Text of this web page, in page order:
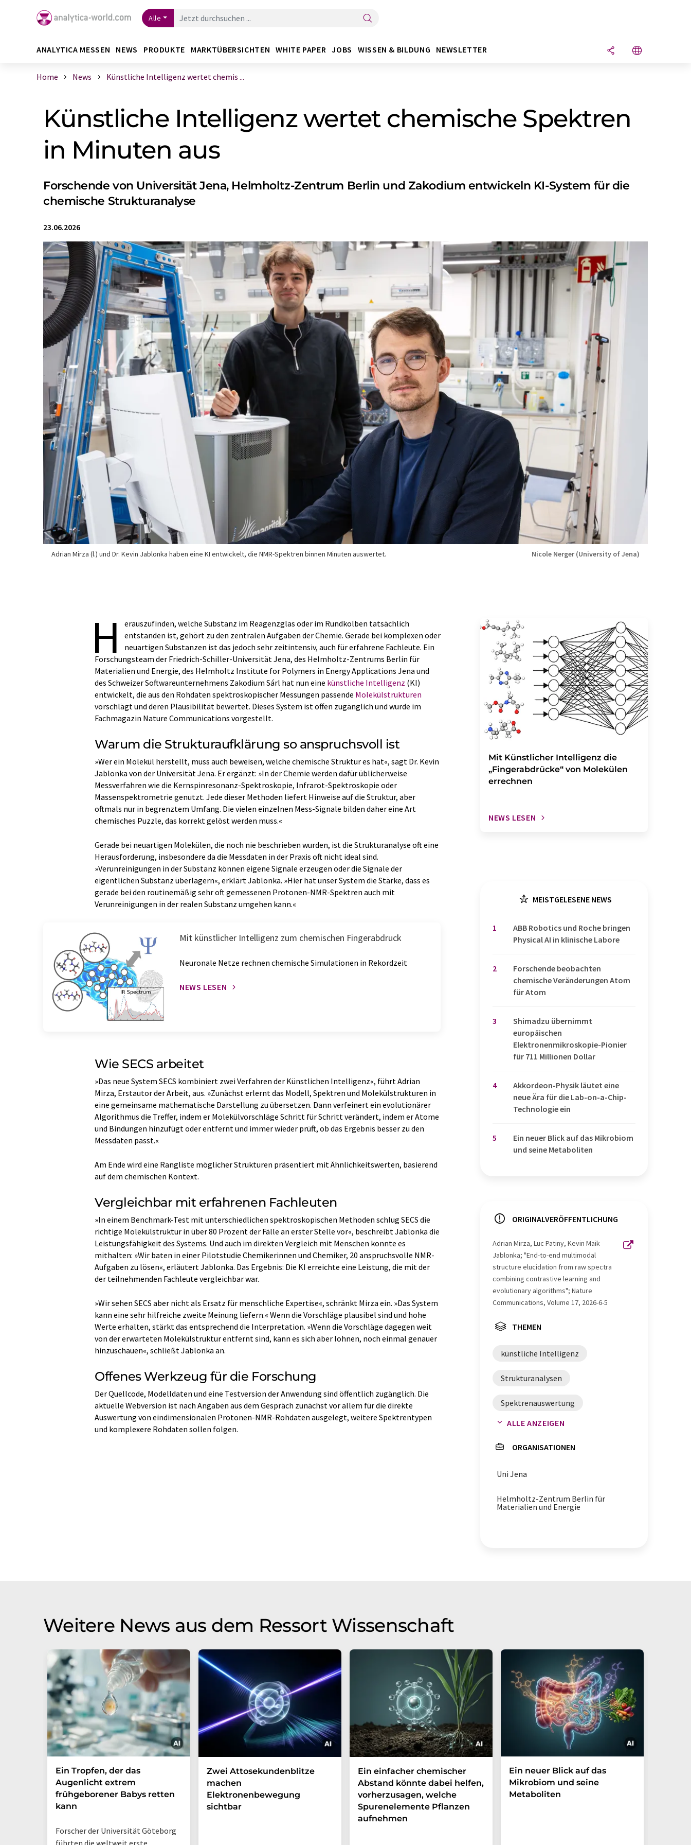
Alle
ANALYTICA MESSEN NEWS PRODUKTE MARKTÜBERSICHTEN WHITE PAPER JOBS WISSEN & BILDUNG NEWSLETTER
Home News Künstliche Intelligenz wertet chemis ...
Künstliche Intelligenz wertet chemische Spektren
in Minuten aus
Forschende von Universität Jena, Helmholtz-Zentrum Berlin und Zakodium entwickeln KI-System für die
chemische Strukturanalyse
23.06.2026
Adrian Mirza (l.) und Dr. Kevin Jablonka haben eine KI entwickelt, die NMR-Spektren binnen Minuten auswertet. Nicole Nerger (University of Jena)
H
erauszufinden, welche Substanz im Reagenzglas oder im Rundkolben tatsächlich
entstanden ist, gehört zu den zentralen Aufgaben der Chemie. Gerade bei komplexen oder
neuartigen Substanzen ist das jedoch sehr zeitintensiv, auch für erfahrene Fachleute. Ein
Forschungsteam der Friedrich-Schiller-Universität Jena, des Helmholtz-Zentrums Berlin für
Materialien und Energie, des Helmholtz Institute for Polymers in Energy Applications Jena und
des Schweizer Softwareunternehmens Zakodium Sárl hat nun eine künstliche Intelligenz (KI)
entwickelt, die aus den Rohdaten spektroskopischer Messungen passende Molekülstrukturen
vorschlägt und deren Plausibilität bewertet. Dieses System ist offen zugänglich und wurde im
Fachmagazin Nature Communications vorgestellt.
Warum die Strukturaufklärung so anspruchsvoll ist
»Wer ein Molekül herstellt, muss auch beweisen, welche chemische Struktur es hat«, sagt Dr. Kevin
Jablonka von der Universität Jena. Er ergänzt: »In der Chemie werden dafür üblicherweise
Messverfahren wie die Kernspinresonanz-Spektroskopie, Infrarot-Spektroskopie oder
Massenspektrometrie genutzt. Jede dieser Methoden liefert Hinweise auf die Struktur, aber
oftmals nur in begrenztem Umfang. Die vielen einzelnen Mess-Signale bilden daher eine Art
chemisches Puzzle, das korrekt gelöst werden muss.«
Gerade bei neuartigen Molekülen, die noch nie beschrieben wurden, ist die Strukturanalyse oft eine
Herausforderung, insbesondere da die Messdaten in der Praxis oft nicht ideal sind.
»Verunreinigungen in der Substanz können eigene Signale erzeugen oder die Signale der
eigentlichen Substanz überlagern«, erklärt Jablonka. »Hier hat unser System die Stärke, dass es
gerade bei den routinemäßig sehr oft gemessenen Protonen-NMR-Spektren auch mit
Verunreinigungen in der realen Substanz umgehen kann.«
Mit künstlicher Intelligenz zum chemischen Fingerabdruck
Neuronale Netze rechnen chemische Simulationen in Rekordzeit
NEWS LESEN
Wie SECS arbeitet
»Das neue System SECS kombiniert zwei Verfahren der Künstlichen Intelligenz«, führt Adrian
Mirza, Erstautor der Arbeit, aus. »Zunächst erlernt das Modell, Spektren und Molekülstrukturen in
eine gemeinsame mathematische Darstellung zu übersetzen. Dann verfeinert ein evolutionärer
Algorithmus die Treffer, indem er Molekülvorschläge Schritt für Schritt verändert, indem er Atome
und Bindungen hinzufügt oder entfernt und immer wieder prüft, ob das Ergebnis besser zu den
Messdaten passt.«
Am Ende wird eine Rangliste möglicher Strukturen präsentiert mit Ähnlichkeitswerten, basierend
auf dem chemischen Kontext.
Vergleichbar mit erfahrenen Fachleuten
»In einem Benchmark-Test mit unterschiedlichen spektroskopischen Methoden schlug SECS die
richtige Molekülstruktur in über 80 Prozent der Fälle an erster Stelle vor«, beschreibt Jablonka die
Leistungsfähigkeit des Systems. Und auch im direkten Vergleich mit Menschen konnte es
mithalten: »Wir baten in einer Pilotstudie Chemikerinnen und Chemiker, 20 anspruchsvolle NMR-
Aufgaben zu lösen«, erläutert Jablonka. Das Ergebnis: Die KI erreichte eine Leistung, die mit der
der teilnehmenden Fachleute vergleichbar war.
»Wir sehen SECS aber nicht als Ersatz für menschliche Expertise«, schränkt Mirza ein. »Das System
kann eine sehr hilfreiche zweite Meinung liefern.« Wenn die Vorschläge plausibel sind und hohe
Werte erhalten, stärkt das entsprechend die Interpretation. »Wenn die Vorschläge dagegen weit
von der erwarteten Molekülstruktur entfernt sind, kann es sich aber lohnen, noch einmal genauer
hinzuschauen«, schließt Jablonka an.
Offenes Werkzeug für die Forschung
Der Quellcode, Modelldaten und eine Testversion der Anwendung sind öffentlich zugänglich. Die
aktuelle Webversion ist nach Angaben aus dem Gespräch zunächst vor allem für die direkte
Auswertung von eindimensionalen Protonen-NMR-Rohdaten ausgelegt, weitere Spektrentypen
und komplexere Rohdaten sollen folgen.
Mit Künstlicher Intelligenz die
„Fingerabdrücke“ von Molekülen
errechnen
NEWS LESEN
MEISTGELESENE NEWS
1
​​​​​​​ABB Robotics und Roche bringen
Physical AI in klinische Labore
2
Forschende beobachten
chemische Veränderungen Atom
für Atom
3
Shimadzu übernimmt
europäischen
Elektronenmikroskopie-Pionier
für 711 Millionen Dollar
4
Akkordeon-Physik läutet eine
neue Ära für die Lab-on-a-Chip-
Technologie ein
5
Ein neuer Blick auf das Mikrobiom
und seine Metaboliten
ORIGINALVERÖFFENTLICHUNG
Adrian Mirza, Luc Patiny, Kevin Maik
Jablonka; "End-to-end multimodal
structure elucidation from raw spectra
combining contrastive learning and
evolutionary algorithms"; Nature
Communications, Volume 17, 2026-6-5
THEMEN
künstliche Intelligenz
Strukturanalysen
Spektrenauswertung
Molekülstrukturen
ALLE ANZEIGEN
ORGANISATIONEN
Uni Jena
Helmholtz-Zentrum Berlin für
Materialien und Energie
Weitere News aus dem Ressort Wissenschaft
Ein Tropfen, der das
Augenlicht extrem
frühgeborener Babys retten
kann
Forscher der Universität Göteborg
Zwei Attosekundenblitze
machen
Elektronenbewegung
sichtbar
Ein einfacher chemischer
Abstand könnte dabei helfen,
vorherzusagen, welche
Spurenelemente Pflanzen
aufnehmen
Ein neuer Blick auf das
Mikrobiom und seine
Metaboliten